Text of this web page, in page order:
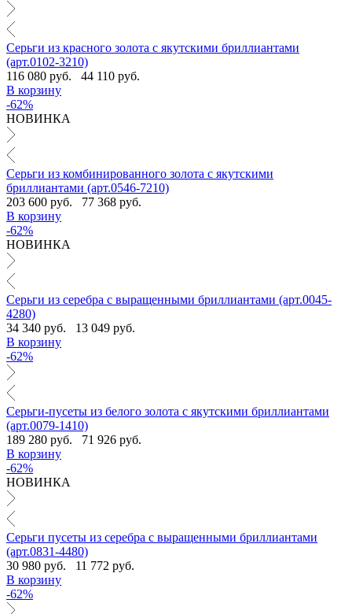
Серьги из красного золота с якутскими бриллиантами
(арт.0102-3210)
116 080 руб.
44 110 руб.
В корзину
-62%
НОВИНКА
Серьги из комбинированного золота с якутскими
бриллиантами (арт.0546-7210)
203 600 руб.
77 368 руб.
В корзину
-62%
НОВИНКА
Серьги из серебра с выращенными бриллиантами (арт.0045-
4280)
34 340 руб.
13 049 руб.
В корзину
-62%
Серьги-пусеты из белого золота с якутскими бриллиантами
(арт.0079-1410)
189 280 руб.
71 926 руб.
В корзину
-62%
НОВИНКА
Серьги пусеты из серебра с выращенными бриллиантами
(арт.0831-4480)
30 980 руб.
11 772 руб.
В корзину
-62%